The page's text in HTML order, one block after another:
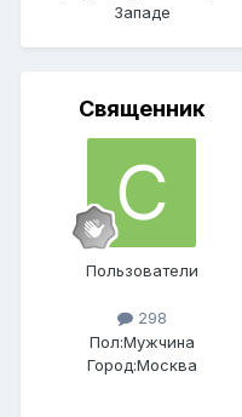
Западе
Священник
Пользователи
298
Пол:Мужчина
Город:Москва